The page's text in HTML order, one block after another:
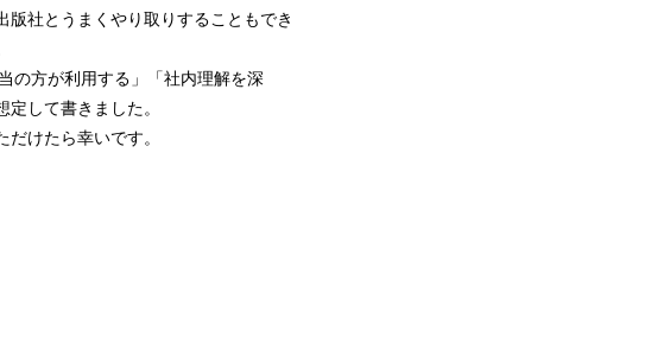
社とうまくやり取りすることもでき
の方が利用する」「社内理解を深
して書きました。
けたら幸いです。